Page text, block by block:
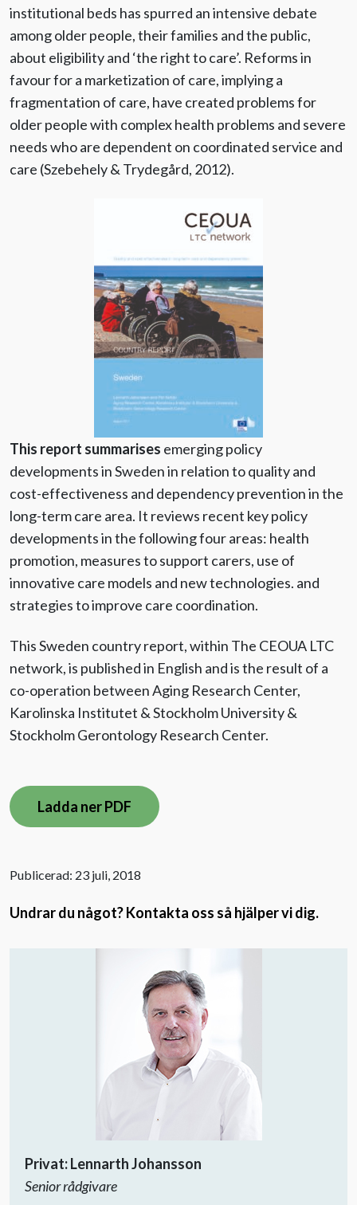
institutional beds has spurred an intensive debate
among older people, their families and the public,
about eligibility and ‘the right to care’. Reforms in
favour for a marketization of care, implying a
fragmentation of care, have created problems for
older people with complex health problems and severe
needs who are dependent on coordinated service and
care (Szebehely & Trydegård, 2012).
This report summarises emerging policy
developments in Sweden in relation to quality and
cost-effectiveness and dependency prevention in the
long-term care area. It reviews recent key policy
developments in the following four areas: health
promotion, measures to support carers, use of
innovative care models and new technologies. and
strategies to improve care coordination.
This Sweden country report, within The CEOUA LTC
network, is published in English and is the result of a
co-operation between Aging Research Center,
Karolinska Institutet & Stockholm University &
Stockholm Gerontology Research Center.
Ladda ner PDF
Publicerad: 23 juli, 2018
Undrar du något? Kontakta oss så hjälper vi dig.
Privat: Lennarth Johansson
Senior rådgivare